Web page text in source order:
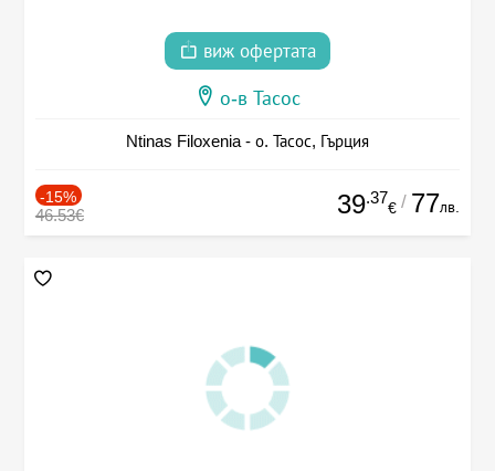
виж офертата
о-в Тасос
Ntinas Filoxenia - о. Тасос, Гърция
-15%
46.53€ 39.37
€ / 77лв.